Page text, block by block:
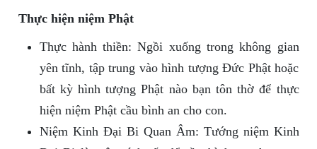
Thực hiện niệm Phật
Thực hành thiền: Ngồi xuống trong không gian
yên tĩnh, tập trung vào hình tượng Đức Phật hoặc
bất kỳ hình tượng Phật nào bạn tôn thờ để thực
hiện niệm Phật cầu bình an cho con.
Niệm Kinh Đại Bi Quan Âm: Tướng niệm Kinh